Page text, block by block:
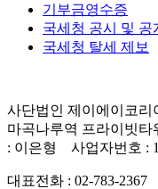
기부금영수증
국세청 공시 및 공
국세청 탈세 제보
사단법인 제이에이코리
마곡나루역 프라이빗
: 이은형 사업자번호 :
대표전화 : 02-783-